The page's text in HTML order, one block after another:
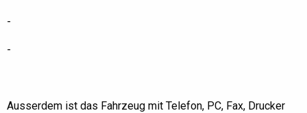
-
-
Ausserdem ist das Fahrzeug mit Telefon, PC, Fax, Drucker